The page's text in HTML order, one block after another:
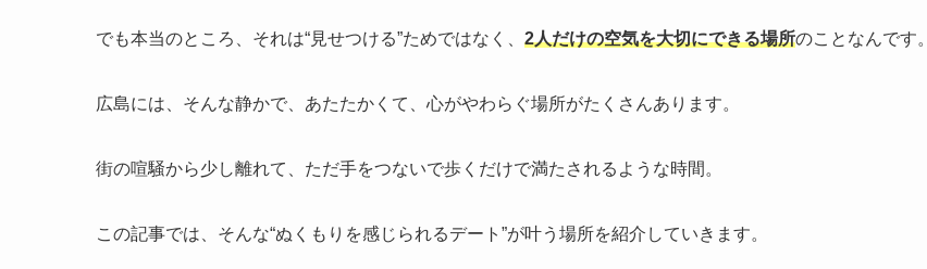
でも本当のところ、それは“見せつける”ためではなく、 2人だけの空気を大切にできる場所のことなんです。
広島には、そんな静かで、あたたかくて、心がやわらぐ場所がたくさんあります。
街の喧騒から少し離れて、ただ手をつないで歩くだけで満たされるような時間。
この記事では、そんな“ぬくもりを感じられるデート”が叶う場所を紹介していきます。